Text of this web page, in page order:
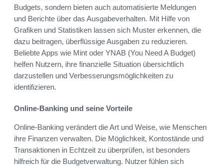
Budgets, sondern bieten auch automatisierte Meldungen
und Berichte über das Ausgabeverhalten. Mit Hilfe von
Grafiken und Statistiken lassen sich Muster erkennen, die
dazu beitragen, überflüssige Ausgaben zu reduzieren.
Beliebte Apps wie Mint oder YNAB (You Need A Budget)
helfen Nutzern, ihre finanzielle Situation übersichtlich
darzustellen und Verbesserungsmöglichkeiten zu
identifizieren.
Online-Banking und seine Vorteile
Online-Banking verändert die Art und Weise, wie Menschen
ihre Finanzen verwalten. Die Möglichkeit, Kontostände und
Transaktionen in Echtzeit zu überprüfen, ist besonders
hilfreich für die Budgetverwaltung. Nutzer fühlen sich